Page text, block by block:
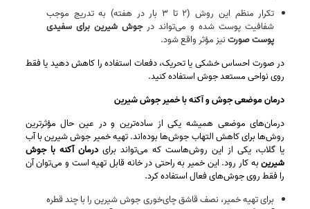
تکرار منظم این روش (۲ تا ۳ بار در هفته) به تدریج موجب
شفافیت پوست شده و می‌تواند درجوش شیرین برای سفیدی
پوست صورتنیز مؤثر واقع شود.
در صورت احساس خشکی یا تحریک، دفعات استفاده را کاهش دهید یا فقط
روی نواحی مستعد جوش استفاده کنید.
درمان موضعی جوش و آکنه با خمیر جوش شیرین
درمان‌های موضعی همیشه یکی از ساده‌ترین و در عین حال مؤثرترین
روش‌ها برای کاهش التهاب جوش‌ها بوده‌اند. تهیه خمیر جوش شیرین با آب
یا گلاب، یکی از این روش‌هاست که می‌تواند برایدرمان آکنه با جوش
شیرینبه کار رود. این خمیر به‌ راحتی در خانه قابل تهیه است و می‌توان آن
را فقط روی جوش‌های فعال استفاده کرد.
برای تهیه خمیر، نصف قاشق چای‌خوری جوش شیرین را با چند قطره